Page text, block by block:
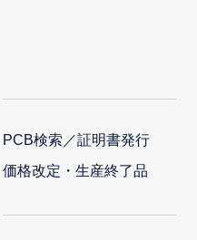
PCB検索／証明書発行
価格改定・生産終了品